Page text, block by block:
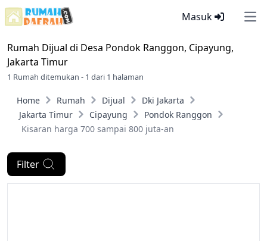
Masuk
Rumah Dijual di Desa Pondok Ranggon, Cipayung,
Jakarta Timur
1 Rumah ditemukan - 1 dari 1 halaman
Home Rumah Dijual
Dki Jakarta
Jakarta Timur
Cipayung
Pondok Ranggon
Kisaran harga 700 sampai 800 juta-an
Filter